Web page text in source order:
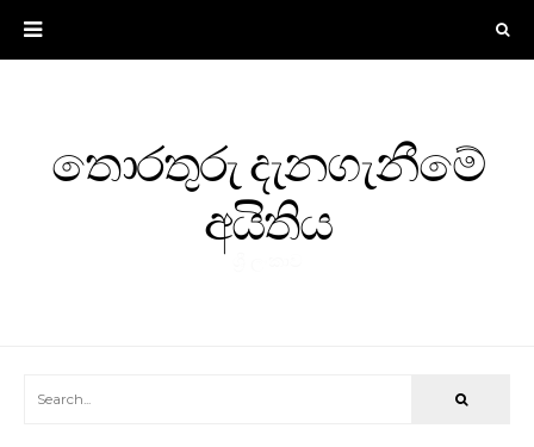
තොරතුරු දැනගැනීමේ
අයිතිය